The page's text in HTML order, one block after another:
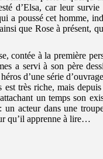
d’Elsa, car leur survie
a poussé cet homme,
que Rose à présent,
contée à la première
a servi à son père
d’une série
très riche, mais
un temps son
un acteur dans une
qu’il apprenne à lire…